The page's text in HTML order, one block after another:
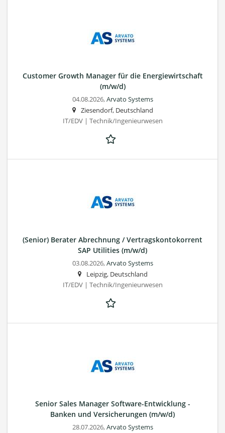
Customer Growth Manager für die Energiewirtschaft
(m/w/d)
04.08.2026,Arvato Systems
Ziesendorf, Deutschland
IT/EDV | Technik/Ingenieurwesen
(Senior) Berater Abrechnung / Vertragskontokorrent
SAP Utilities (m/w/d)
03.08.2026,Arvato Systems
Leipzig, Deutschland
IT/EDV | Technik/Ingenieurwesen
Senior Sales Manager Software-Entwicklung -
Banken und Versicherungen (m/w/d)
28.07.2026,Arvato Systems